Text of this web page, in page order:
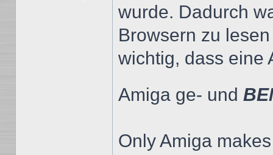
wurde. Dadurch
Browsern zu
wichtig, dass eine
Amiga ge- und
Only Amiga